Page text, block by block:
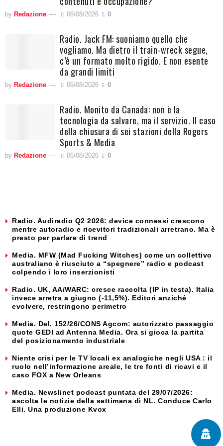
by Redazione 06/08/2026 0
Radio. Jack FM: suoniamo quello che
vogliamo. Ma dietro il train-wreck segue,
c’è un formato molto rigido. E non esente
da grandi limiti
by Redazione 06/08/2026 0
Radio. Monito da Canada: non è la
tecnologia da salvare, ma il servizio. Il caso
della chiusura di sei stazioni della Rogers
Sports & Media
by Redazione 06/08/2026 0
Radio. Audiradio Q2 2026: device connessi crescono
mentre autoradio e ricevitori tradizionali arretrano. Ma è
presto per parlare di trend
Media. MFW (Mad Fucking Witches) come un collettivo
australiano è riusciuto a “spegnere” radio e podcast
colpendo i loro inserzionisti
Radio. UK, AA/WARC: cresce raccolta (IP in testa). Italia
invece arretra a giugno (-11,5%). Editori anziché
evolvere, restringono perimetro
Media. Del. 152/26/CONS Agcom: autorizzato passaggio
quote GEDI ad Antenna Media. Ora si gioca la partita
del posizionamento industriale
Niente crisi per le TV locali ex analogiche negli USA : il
ruolo nell’informazione areale, le tre fonti di ricavi e il
caso FOX a New Orleans
Media. Newslinet podcast puntata del 29/07/2026:
ascolta le notizie della settimana di NL. Conduce Carlo
Elli. Una produzione Kvox